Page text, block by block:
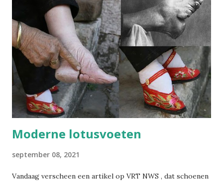
rechtstreeks: wijsopwerk.be/nieuwsbrief . -- Juli 2025
Sinds kort heb ik op LinkedIn een nieuwsbrief gelanceerd:
Wegwijs in welzijn. Daarin bundel ik wekelijks de artikels
die ik publiceer over welzijn, preventie en
arbeidsgezondheid. De reden? Er verschijnt zoveel
informatie, wetswijzigingen en opinies dat het soms
moeilijk is om het overzicht te bewaren. Met deze
nieuwsbrief wil ik alles bundelen en gestructureerd ...
Moderne lotusvoeten
september 08, 2021
Vandaag verscheen een artikel op VRT NWS , dat schoenen